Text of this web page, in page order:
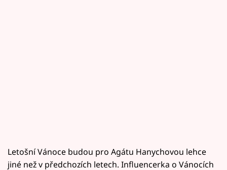
Letošní Vánoce budou pro Agátu Hanychovou lehce
jiné než v předchozích letech. Influencerka o Vánocích